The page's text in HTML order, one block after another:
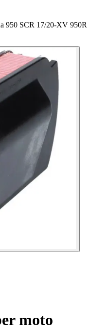
950 SCR 17/20-XV 950R
moto